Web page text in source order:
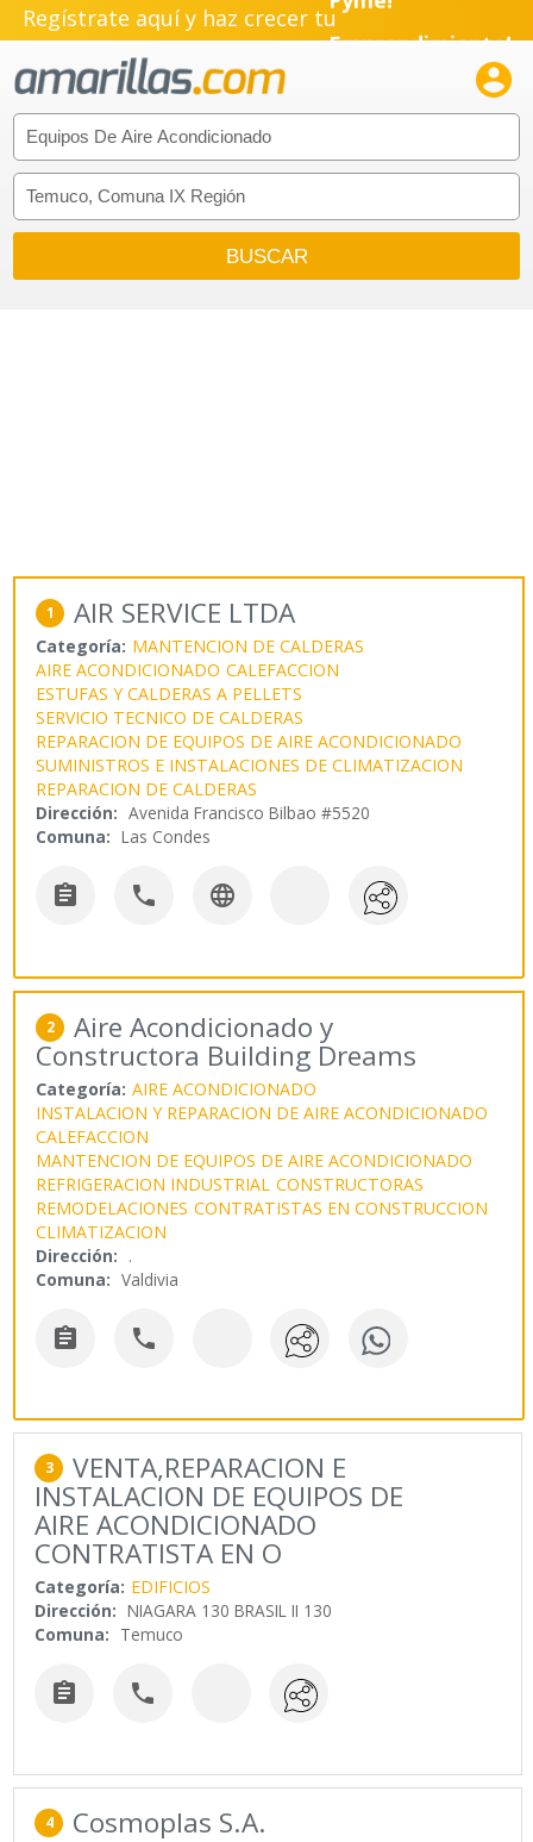
Regístrate aquí y haz crecer tuPyme!
Emprendimiento!

1 AIR SERVICE LTDA
Categoría: MANTENCION DE CALDERAS
AIRE ACONDICIONADO CALEFACCION
ESTUFAS Y CALDERAS A PELLETS
SERVICIO TECNICO DE CALDERAS
REPARACION DE EQUIPOS DE AIRE ACONDICIONADO
SUMINISTROS E INSTALACIONES DE CLIMATIZACION
REPARACION DE CALDERAS
Dirección: Avenida Francisco Bilbao #5520
Comuna: Las Condes
  
2 Aire Acondicionado y
Constructora Building Dreams
Categoría: AIRE ACONDICIONADO
INSTALACION Y REPARACION DE AIRE ACONDICIONADO
CALEFACCION
MANTENCION DE EQUIPOS DE AIRE ACONDICIONADO
REFRIGERACION INDUSTRIAL CONSTRUCTORAS
REMODELACIONES CONTRATISTAS EN CONSTRUCCION
CLIMATIZACION
Dirección: .
Comuna: Valdivia
 
3 VENTA,REPARACION E
INSTALACION DE EQUIPOS DE
AIRE ACONDICIONADO
CONTRATISTA EN O
Categoría: EDIFICIOS
Dirección: NIAGARA 130 BRASIL II 130
Comuna: Temuco
 
4 Cosmoplas S.A.